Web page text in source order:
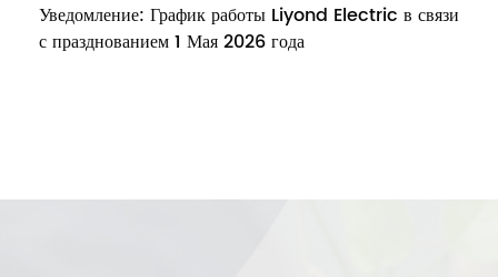
Уведомление: График работы Liyond Electric в связи
с празднованием 1 Мая 2026 года